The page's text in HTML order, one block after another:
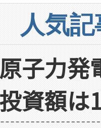
人気
子力
資額は